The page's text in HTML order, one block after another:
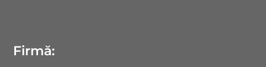
Firmă: